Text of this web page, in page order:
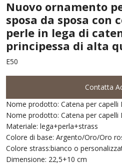
Nuovo ornamento
sposa da sposa con
perle in lega di
principessa di alta
E50
Contatta
Nome prodotto: Catena per capelli
Nome prodotto: Catena per capelli
Materiale: lega+perla+strass
Colore di base: Argento/Oro/Oro
Colore strass:bianco o
Dimensione: 22,5+10 cm